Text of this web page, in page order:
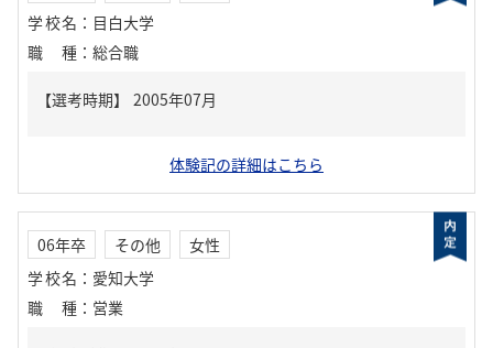
学校名 ： 目白大学
職種 ： 総合職
体験記の詳細はこちら
06年卒 その他
女性
学校名 ： 愛知大学
職種 ： 営業